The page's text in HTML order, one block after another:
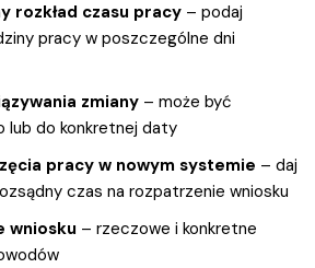
rozkład czasu pracy – podaj
pracy w poszczególne dni
zmiany – może być
lub do konkretnej daty
pracy w nowym systemie – daj
czas na rozpatrzenie wniosku
wniosku – rzeczowe i konkretne